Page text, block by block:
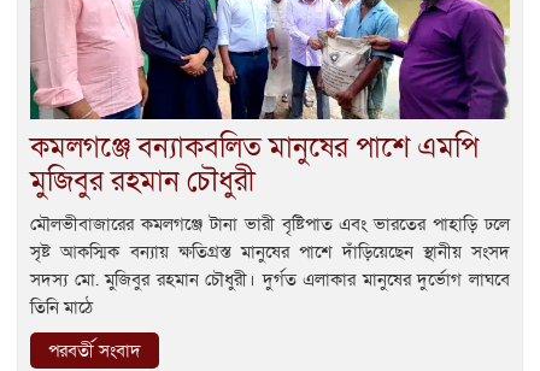
কমলগঞ্জে বন্যাকবলিত মানুষের পাশে এমপি
মুজিবুর রহমান চৌধুরী
মৌলভীবাজারের কমলগঞ্জে টানা ভারী বৃষ্টিপাত এবং ভারতের পাহাড়ি ঢলে
সৃষ্ট আকস্মিক বন্যায় ক্ষতিগ্রস্ত মানুষের পাশে দাঁড়িয়েছেন স্থানীয় সংসদ
সদস্য মো. মুজিবুর রহমান চৌধুরী। দুর্গত এলাকার মানুষের দুর্ভোগ লাঘবে
তিনি মাঠে
পরবর্তী সংবাদ